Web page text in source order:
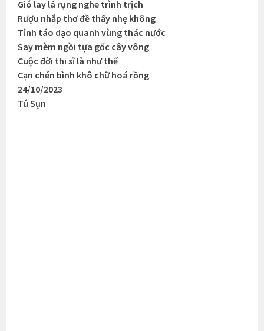
Gió lay lá rụng nghe trình trịch
Rượu nhắp thơ đề thấy nhẹ không
Tỉnh táo dạo quanh vùng thác nước
Say mèm ngồi tựa gốc cây vông
Cuộc đời thi sĩ là như thế
Cạn chén bình khô chữ hoá rồng
24/10/2023
Tú Sụn